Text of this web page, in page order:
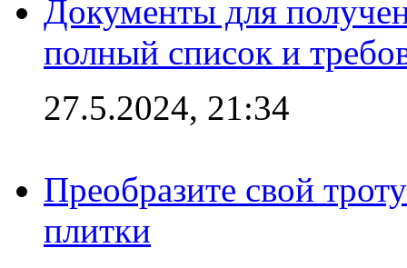
Документы для
полный список и
27.5.2024, 21:34
Преобразите свой
плитки